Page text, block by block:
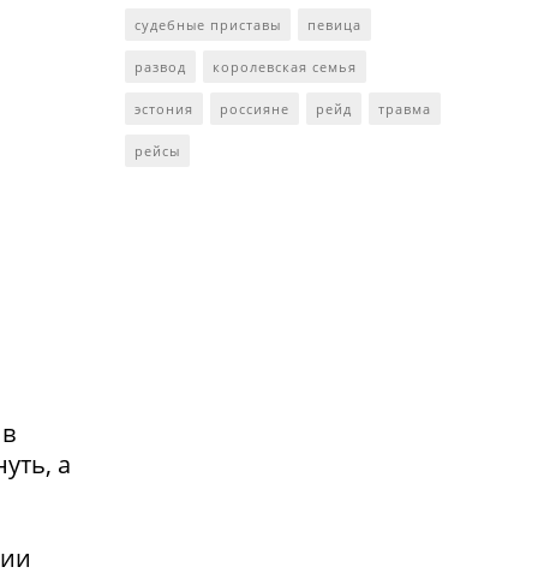
а
судебные приставы певица
развод королевская семья
эстония россияне рейд травма
рейсы